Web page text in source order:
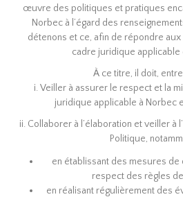
œuvre des politiques et pratiques
Norbec à l’égard des
détenons et ce, afin de répondre
cadre juridique applicable
À ce titre, il doit,
i. Veiller à assurer le respect et la
juridique applicable à Norbec
ii. Collaborer à l’élaboration et veiller à
Politique,
en établissant des mesures
respect des règles
en réalisant régulièrement des